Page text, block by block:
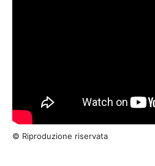
© Riproduzione riservata